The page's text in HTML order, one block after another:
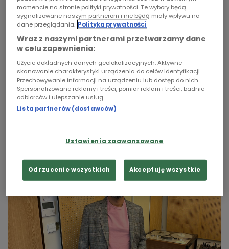
Chopin
Podcasty
prowadzi w Elblągu tak zwane Męskie Kręgi. To
grupa, która działa pod patronatem Fundacji
Masculinum z Warszawy. Zrzesza mężczyzn,
którzy spotykają się raz w miesiącu, aby
własnych potrzebach i emocjach nadal jest dla
wielu współczesnych mężczyzn sporym
wyzwaniem. Wielu z nich bagatelizuje problemy
ze zdrowiem fizycznym, psychicznym i zgłasza
momencie na stronie polityki prywatności. Te wybory będą
sygnalizowane naszym partnerom i nie będą miały wpływu na
dane przeglądania. Polityka prywatności
Wraz z naszymi partnerami przetwarzamy dane
w celu zapewnienia:
Użycie dokładnych danych geolokalizacyjnych. Aktywne
skanowanie charakterystyki urządzenia do celów identyfikacji.
Przechowywanie informacji na urządzeniu lub dostęp do nich.
Spersonalizowane reklamy i treści, pomiar reklam i treści, badnie
odbiorców i ulepszanie usług.
Lista partnerów (dostawców)
Ustawienia zaawansowane
Odrzucenie wszystkich Akceptuję wszystkie